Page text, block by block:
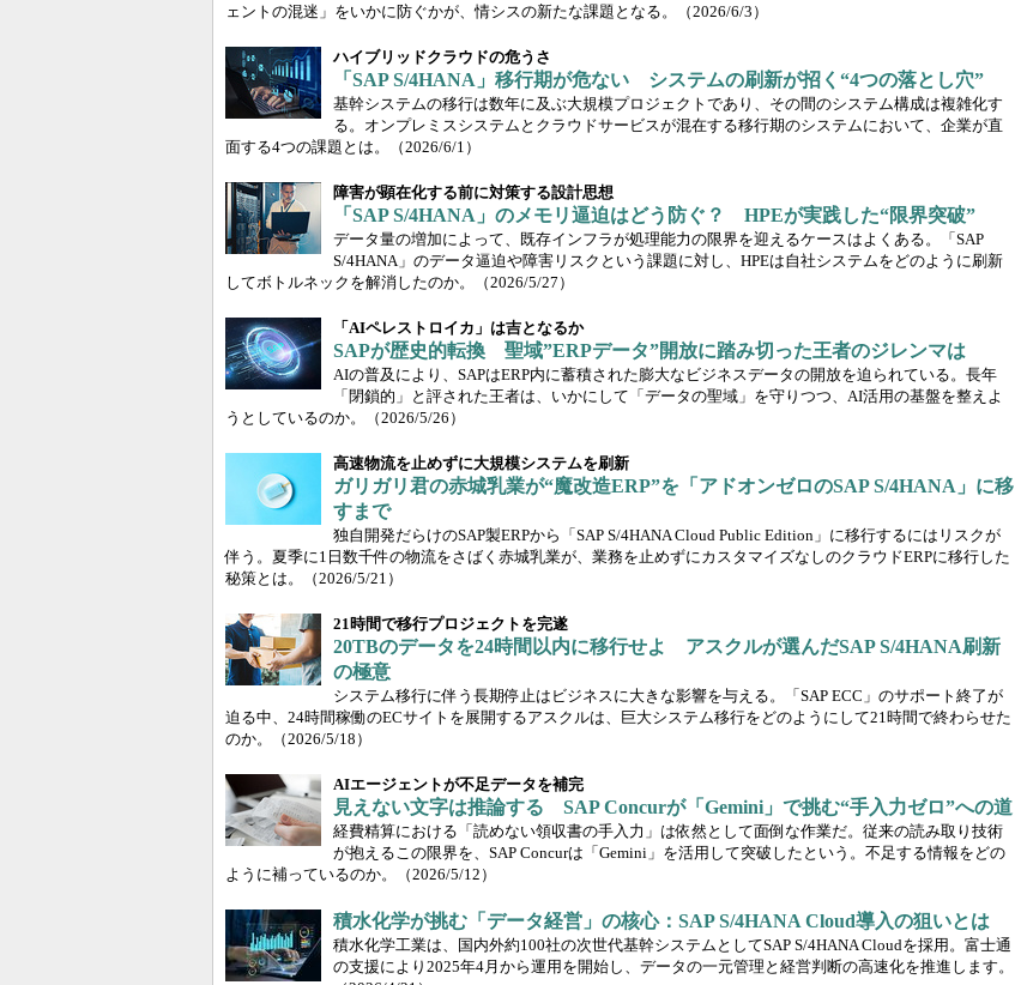
ェントの混迷」をいかに防ぐかが、情シスの新たな課題となる。
（2026/6/3）
ハイブリッドクラウドの危うさ
「SAP S/4HANA」移行期が危ない システムの刷新が招く“4つの落とし穴”
基幹システムの移行は数年に及ぶ大規模プロジェクトであり、その間のシステム構成は複雑化す
る。オンプレミスシステムとクラウドサービスが混在する移行期のシステムにおいて、企業が直
面する4つの課題とは。
（2026/6/1）
障害が顕在化する前に対策する設計思想
「SAP S/4HANA」のメモリ逼迫はどう防ぐ？ HPEが実践した“限界突破”
データ量の増加によって、既存インフラが処理能力の限界を迎えるケースはよくある。「SAP
S/4HANA」のデータ逼迫や障害リスクという課題に対し、HPEは自社システムをどのように刷新
してボトルネックを解消したのか。
（2026/5/27）
「AIペレストロイカ」は吉となるか
SAPが歴史的転換 聖域”ERPデータ”開放に踏み切った王者のジレンマは
AIの普及により、SAPはERP内に蓄積された膨大なビジネスデータの開放を迫られている。長年
「閉鎖的」と評された王者は、いかにして「データの聖域」を守りつつ、AI活用の基盤を整えよ
うとしているのか。
（2026/5/26）
高速物流を止めずに大規模システムを刷新
ガリガリ君の赤城乳業が“魔改造ERP”を「アドオンゼロのSAP S/4HANA」に移
すまで
独自開発だらけのSAP製ERPから「SAP S/4HANA Cloud Public Edition」に移行するにはリスクが
伴う。夏季に1日数千件の物流をさばく赤城乳業が、業務を止めずにカスタマイズなしのクラウドERPに移行した
秘策とは。
（2026/5/21）
21時間で移行プロジェクトを完遂
20TBのデータを24時間以内に移行せよ アスクルが選んだSAP S/4HANA刷新
の極意
システム移行に伴う長期停止はビジネスに大きな影響を与える。「SAP ECC」のサポート終了が
迫る中、24時間稼働のECサイトを展開するアスクルは、巨大システム移行をどのようにして21時間で終わらせた
のか。
（2026/5/18）
AIエージェントが不足データを補完
見えない文字は推論する SAP Concurが「Gemini」で挑む“手入力ゼロ”への道
経費精算における「読めない領収書の手入力」は依然として面倒な作業だ。従来の読み取り技術
が抱えるこの限界を、SAP Concurは「Gemini」を活用して突破したという。不足する情報をどの
ように補っているのか。
（2026/5/12）
積水化学が挑む「データ経営」の核心：SAP S/4HANA Cloud導入の狙いとは
積水化学工業は、国内外約100社の次世代基幹システムとしてSAP S/4HANA Cloudを採用。富士通
の支援により2025年4月から運用を開始し、データの一元管理と経営判断の高速化を推進します。